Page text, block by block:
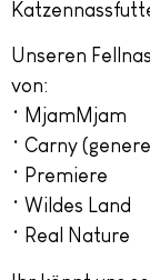
Unseren
von:
• MjamMjam
• Carny
• Premiere
• Wildes Land
• Real Nature